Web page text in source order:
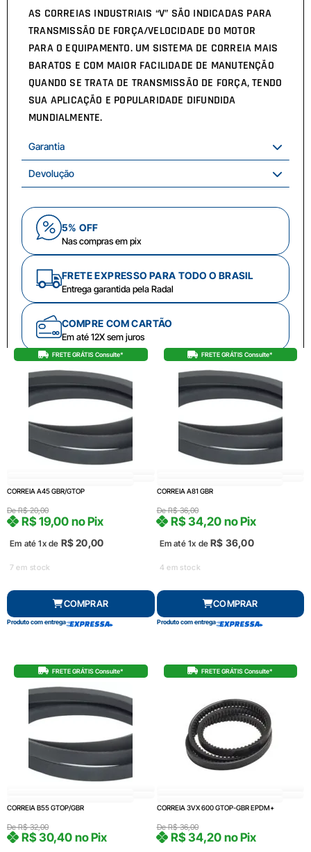
AS CORREIAS INDUSTRIAIS “V” SÃO INDICADAS PARA
TRANSMISSÃO DE FORÇA/VELOCIDADE DO MOTOR
PARA O EQUIPAMENTO. UM SISTEMA DE CORREIA MAIS
BARATOS E COM MAIOR FACILIDADE DE MANUTENÇÃO
QUANDO SE TRATA DE TRANSMISSÃO DE FORÇA, TENDO
SUA APLICAÇÃO E POPULARIDADE DIFUNDIDA
MUNDIALMENTE.
Garantia
Devolução
5% OFF
Nas compras em pix
FRETE EXPRESSO PARA TODO O BRASIL
Entrega garantida pela Radal
COMPRE COM CARTÃO
Em até 12X sem juros
FRETE GRÁTIS Consulte*
CORREIA A45 GBR/GTOP
DeR$20,00
Em até 1x de R$20,00
R$19,00 no Pix
7 em stock
COMPRAR
Produto com entrega
FRETE GRÁTIS Consulte*
CORREIA A81 GBR
DeR$36,00
Em até 1x de R$ 36,00
R$34,20 no Pix
4 em stock
COMPRAR
Produto com entrega
FRETE GRÁTIS Consulte*
CORREIA B55 GTOP/GBR
DeR$32,00
R$30,40 no Pix
FRETE GRÁTIS Consulte*
CORREIA 3VX 600 GTOP-GBR EPDM+
DeR$36,00
R$34,20 no Pix